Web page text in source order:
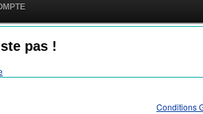
pas !
Conditions